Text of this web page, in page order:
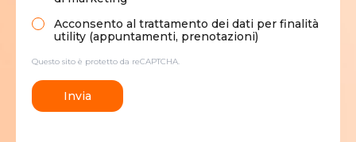
Acconsento al trattamento dei dati per finalità
utility (appuntamenti, prenotazioni)
Questo sito è protetto da reCAPTCHA.
Invia